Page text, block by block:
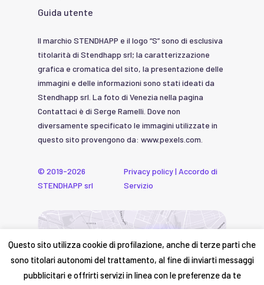
Guida utente
Il marchio STENDHAPP e il logo “S” sono di esclusiva
titolarità di Stendhapp srl; la caratterizzazione
grafica e cromatica del sito, la presentazione delle
immagini e delle informazioni sono stati ideati da
Stendhapp srl. La foto di Venezia nella pagina
Contattaci è di Serge Ramelli. Dove non
diversamente specificato le immagini utilizzate in
questo sito provengono da: www.pexels.com.
© 2019-2026
STENDHAPP srl
Privacy policy| Accordo di
Servizio
Questo sito utilizza cookie di profilazione, anche di terze parti che
sono titolari autonomi del trattamento, al fine di inviarti messaggi
pubblicitari e offrirti servizi in linea con le preferenze da te